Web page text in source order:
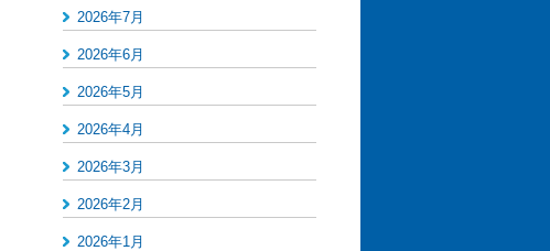
2026年7月
2026年6月
2026年5月
2026年4月
2026年3月
2026年2月
2026年1月